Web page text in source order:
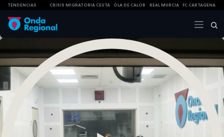
TENDENCIAS CRISIS MIGRATORIA CEUTA OLA DE CALOR REAL MURCIA FC CARTAGENA